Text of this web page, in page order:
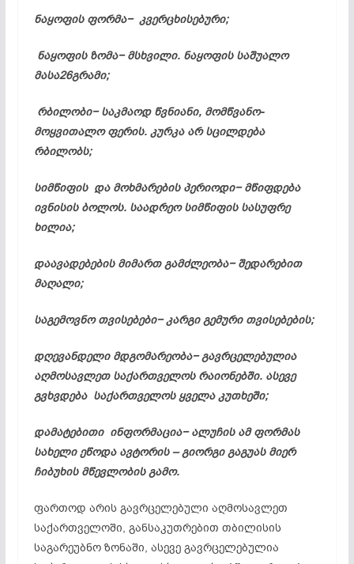
ნაყოფის ფორმა− კვერცხისებური;
ნაყოფის ზომა− მსხვილი. ნაყოფის საშუალო
მასა26გრამი;
რბილობი− საკმაოდ წვნიანი, მომწვანო-
მოყვითალოფერის. კურკა არ სცილდება
რბილობს;
სიმწიფის და მოხმარების პერიოდი− მწიფდება
ივნისის ბოლოს. საადრეო სიმწიფის სასუფრე
ხილია;
დაავადებების მიმართ გამძლეობა− შედარებით
მაღალი;
საგემოვნო თვისებები− კარგი გემური თვისებების;
დღევანდელი მდგომარეობა− გავრცელებულია
აღმოსავლეთ საქართველოს რაიონებში. ასევე
გვხვდება საქართველოს ყველა კუთხეში;
დამატებითი ინფორმაცია−ალუჩისამ ფორმას
სახელი ეწოდა ავტორის – გიორგი გაგუას მიერ
ჩიბუხის მწევლობისგამო.
ფართოდ არის გავრცელებული აღმოსავლეთ
საქართველოში, განსაკუთრებით თბილისის
საგარეუბნო ზონაში, ასევე გავრცელებულია